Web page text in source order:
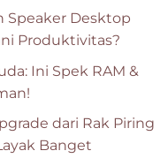
Speaker Desktop
Produktivitas?
Ini Spek RAM &
dari Rak Piring
Banget